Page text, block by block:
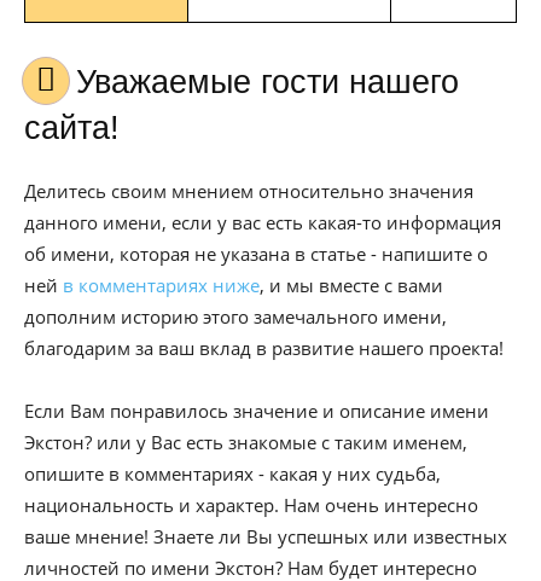
Уважаемые гости нашего
сайта!
Делитесь своим мнением относительно значения
данного имени, если у вас есть какая-то информация
об имени, которая не указана в статье - напишите о
ней в комментариях ниже, и мы вместе с вами
дополним историю этого замечального имени,
благодарим за ваш вклад в развитие нашего проекта!
Если Вам понравилось значение и описание имени
Экстон? или у Вас есть знакомые с таким именем,
опишите в комментариях - какая у них судьба,
национальность и характер. Нам очень интересно
ваше мнение! Знаете ли Вы успешных или известных
личностей по имени Экстон? Нам будет интересно